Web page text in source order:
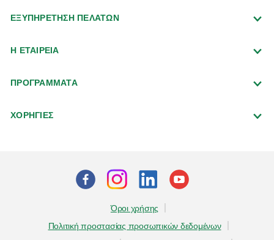
ΕΞΥΠΗΡΕΤΗΣΗ ΠΕΛΑΤΩΝ
Η ΕΤΑΙΡΕΙΑ
ΠΡΟΓΡΑΜΜΑΤΑ
ΧΟΡΗΓΙΕΣ
Όροι χρήσης
Πολιτική προστασίας προσωπικών δεδομένων